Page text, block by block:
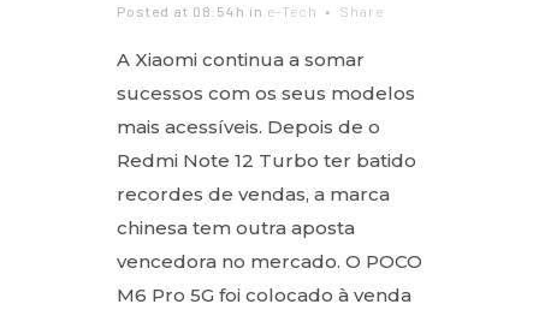
Posted at 08:54h in e-Tech Share
A Xiaomi continua a somar
sucessos com os seus modelos
mais acessíveis. Depois de o
Redmi Note 12 Turbo ter batido
recordes de vendas, a marca
chinesa tem outra aposta
vencedora no mercado. O POCO
M6 Pro 5G foi colocado à venda